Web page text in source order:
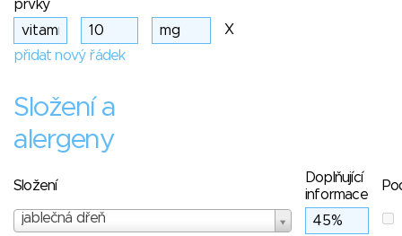
prvky
X
přidat nový řádek
Složení a
alergeny
Složení
Doplňující
informace
jablečná dřeň